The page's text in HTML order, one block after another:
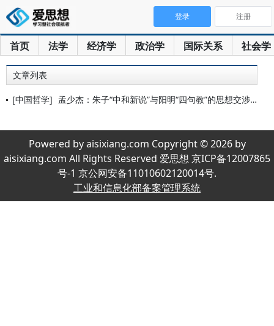
首页 法学 经济学 政治学 国际关系 社会学
登录 注册
文章列表
[中国哲学] 孟少杰：朱子“中和新说”与阳明“四句教”的思想交涉——以秦云
Powered by aisixiang.com Copyright © 2026 by
aisixiang.com All Rights Reserved 爱思想 京ICP备12007865
号-1 京公网安备11010602120014号.
工业和信息化部备案管理系统